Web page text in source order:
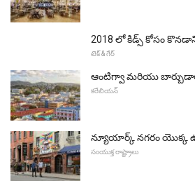
2018 లో కిడ్స్ కోసం
టెక్ & గేర్
ఆంటిగ్వా మరియు
కరేబియన్
న్యూయార్క్ నగరం యొక్క
సంయుక్త రాష్ట్రాలు